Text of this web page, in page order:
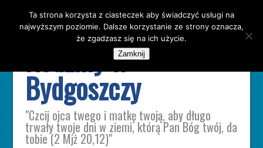
Parafia pw. Świętej
Rodziny w
Bydgoszczy
"Czcij ojca twego i matkę twoją, aby długo
trwały twoje dni w ziemi, którą Pan Bóg twój, da
tobie (2 Mjż 20,12)"
Ta strona korzysta z ciasteczek aby świadczyć usługi na
najwyższym poziomie. Dalsze korzystanie ze strony oznacza,
że zgadzasz się na ich użycie.
Zamknij